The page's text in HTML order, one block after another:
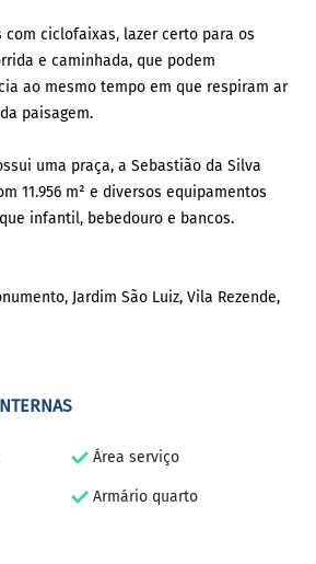
com ciclofaixas, lazer certo para os
e caminhada, que podem
ao mesmo tempo em que respiram ar
paisagem.
uma praça, a Sebastião da Silva
11.956 m² e diversos equipamentos
infantil, bebedouro e bancos.
Jardim São Luiz, Vila Rezende,
Área serviço
Armário quarto